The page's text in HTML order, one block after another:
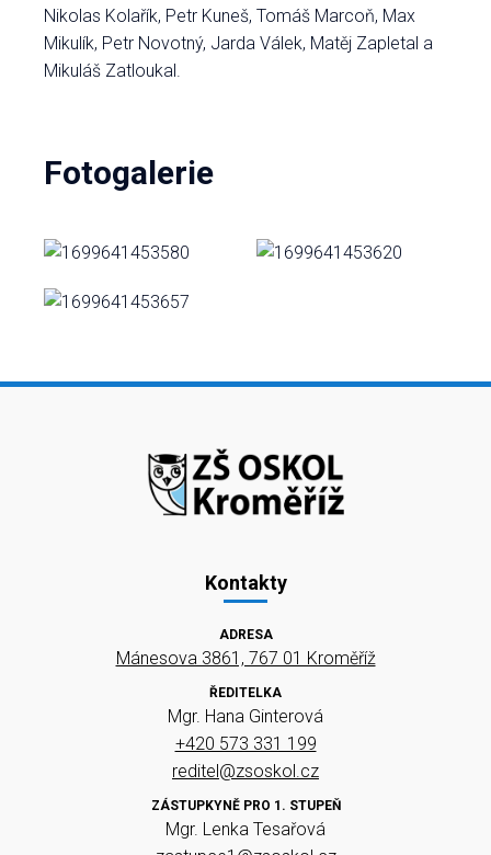
Nikolas Kolařík, Petr Kuneš, Tomáš Marcoň, Max
Mikulík, Petr Novotný, Jarda Válek, Matěj Zapletal a
Mikuláš Zatloukal.
Fotogalerie
Kontakty
ADRESA
Mánesova 3861, 767 01 Kroměříž
ŘEDITELKA
Mgr. Hana Ginterová
+420 573 331 199
reditel@zsoskol.cz
ZÁSTUPKYNĚ PRO 1. STUPEŇ
Mgr. Lenka Tesařová